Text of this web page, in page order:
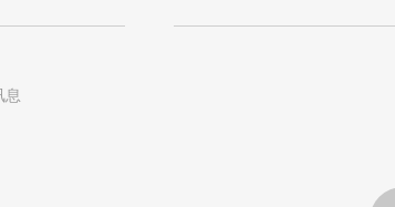
息